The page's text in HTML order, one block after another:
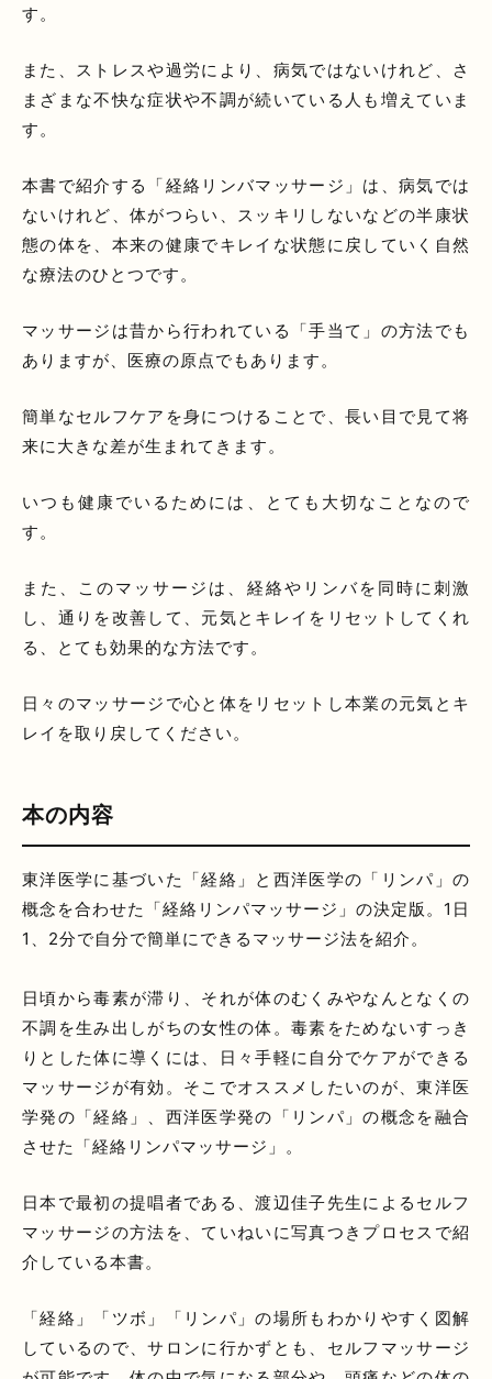
す。
また、ストレスや過労により、病気ではないけれど、さ
まざまな不快な症状や不調が続いている人も増えていま
す。
本書で紹介する「経絡リンバマッサージ」は、病気では
ないけれど、体がつらい、スッキリしないなどの半康状
態の体を、本来の健康でキレイな状態に戻していく自然
な療法のひとつです。
マッサージは昔から行われている「手当て」の方法でも
ありますが、医療の原点でもあります。
簡単なセルフケアを身につけることで、長い目で見て将
来に大きな差が生まれてきます。
いつも健康でいるためには、とても大切なことなので
す。
また、このマッサージは、経絡やリンバを同時に刺激
し、通りを改善して、元気とキレイをリセットしてくれ
る、とても効果的な方法です。
日々のマッサージで心と体をリセットし本業の元気とキ
レイを取り戻してください。
本の内容
東洋医学に基づいた「経絡」と西洋医学の「リンパ」の
概念を合わせた「経絡リンパマッサージ」の決定版。1日
1、2分で自分で簡単にできるマッサージ法を紹介。
日頃から毒素が滞り、それが体のむくみやなんとなくの
不調を生み出しがちの女性の体。毒素をためないすっき
りとした体に導くには、日々手軽に自分でケアができる
マッサージが有効。そこでオススメしたいのが、東洋医
学発の「経絡」、西洋医学発の「リンパ」の概念を融合
させた「経絡リンパマッサージ」。
日本で最初の提唱者である、渡辺佳子先生によるセルフ
マッサージの方法を、ていねいに写真つきプロセスで紹
介している本書。
「経絡」「ツボ」「リンパ」の場所もわかりやすく図解
しているので、サロンに行かずとも、セルフマッサージ